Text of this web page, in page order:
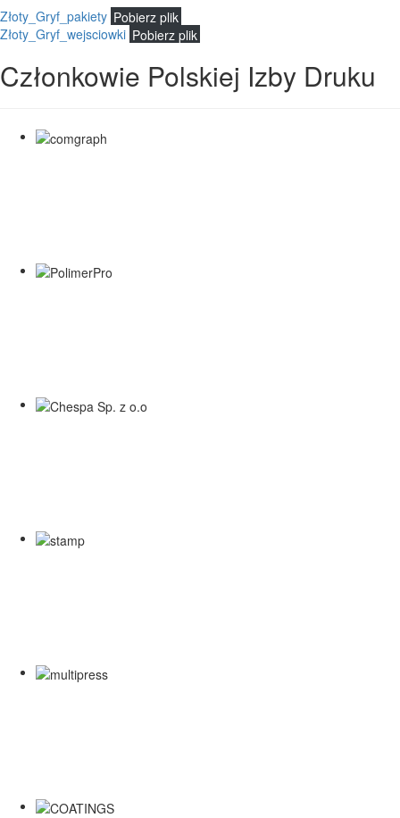
Złoty_Gryf_pakiety Pobierz plik
Złoty_Gryf_wejsciowki Pobierz plik
Członkowie Polskiej Izby Druku